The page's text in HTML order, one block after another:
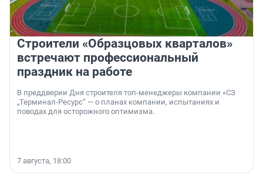
Строители «Образцовых кварталов»
встречают профессиональный
праздник на работе
В преддверии Дня строителя топ-менеджеры компании «СЗ
„Терминал-Ресурс“ — о планах компании, испытаниях и
поводах для осторожного оптимизма.
7 августа, 18:00